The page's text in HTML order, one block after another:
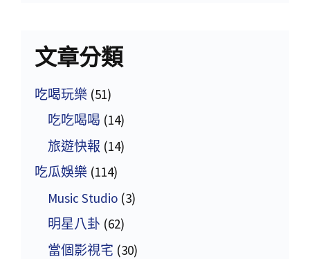
文章分類
吃喝玩樂 (51)
吃吃喝喝 (14)
旅遊快報 (14)
吃瓜娛樂 (114)
Music Studio (3)
明星八卦 (62)
當個影視宅 (30)